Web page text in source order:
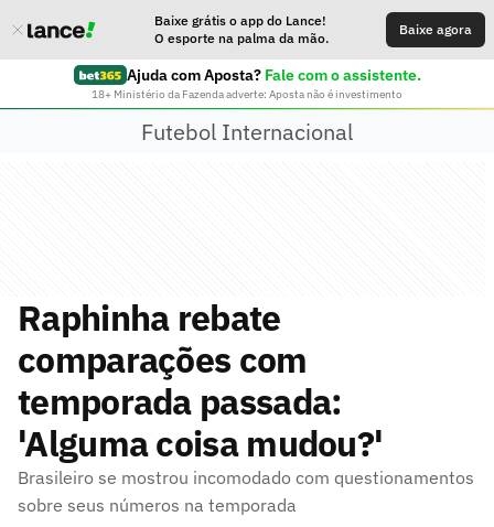
Baixe grátis o app do Lance!
O esporte na palma da mão.
Baixe agora
Ajuda com Aposta? Fale com o assistente.
18+ Ministério da Fazenda adverte: Aposta não é investimento
Futebol Internacional
Raphinha rebate
comparações com
temporada passada:
'Alguma coisa mudou?'
Brasileiro se mostrou incomodado com questionamentos
sobre seus números na temporada